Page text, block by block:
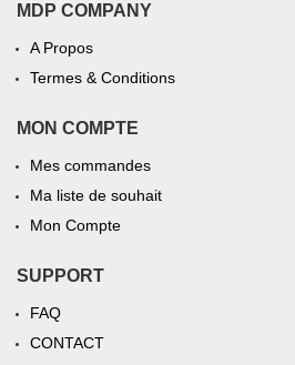
MDP COMPANY
A Propos
Termes & Conditions
MON COMPTE
Mes commandes
Ma liste de souhait
Mon Compte
SUPPORT
FAQ
CONTACT